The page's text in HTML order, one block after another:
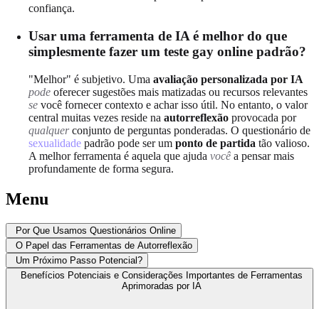
confiança.
Usar uma ferramenta de IA é melhor do que
simplesmente fazer um teste gay online padrão?
"Melhor" é subjetivo. Uma avaliação personalizada por IA
pode oferecer sugestões mais matizadas ou recursos relevantes
se você fornecer contexto e achar isso útil. No entanto, o valor
central muitas vezes reside na autorreflexão provocada por
qualquerconjunto de perguntas ponderadas. O questionário de
sexualidade padrão pode ser um ponto de partida tão valioso.
A melhor ferramenta é aquela que ajuda você a pensar mais
profundamente de forma segura.
Menu
Por Que Usamos Questionários Online
O Papel das Ferramentas de Autorreflexão
Um Próximo Passo Potencial?
Benefícios Potenciais e Considerações Importantes de Ferramentas
Aprimoradas por IA